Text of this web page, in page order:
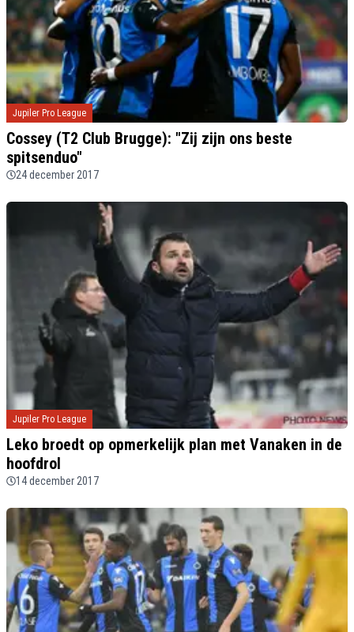
Jupiler Pro League
Cossey (T2 Club Brugge): "Zij zijn ons beste
spitsenduo"
24 december 2017
Jupiler Pro League
Leko broedt op opmerkelijk plan met Vanaken in de
hoofdrol
14 december 2017